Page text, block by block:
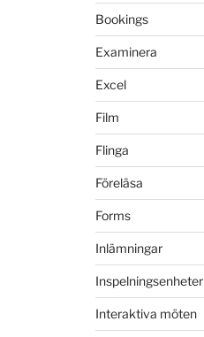
Bookings
Examinera
Excel
Film
Flinga
Föreläsa
Forms
Inlämningar
Inspelningsenheter
Interaktiva möten